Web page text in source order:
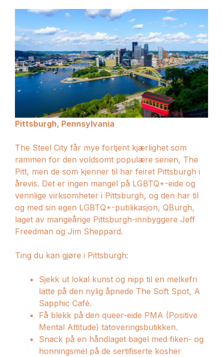
Pittsburgh, Pennsylvania
The Steel City får mye fortjent kjærlighet som
rammen for den voldsomt populære serien, The
Pitt, men de som kjenner til har feiret Pittsburgh i
årevis. Det er ingen mangel på LGBTQ+-eide og
vennlige virksomheter i Pittsburgh, og den har til
og med sin egen LGBTQ+-publikasjon, QBurgh,
laget av mangeårige Pittsburgh-innbyggere Jeff
Freedman og Jim Sheppard.
Ting du kan gjøre i Pittsburgh:
Sjekk ut lokal kunst og nipp til en melkefri
latte på den nylig åpnede The Soft Spot, A
Sapphic Café.
Få blekk på den queer-eide PMA (Positive
Mental Attitude) tatoveringsbutikken.
Snack på en håndlaget bagel med fiken- og
honningsmel på de sertifiserte kosher